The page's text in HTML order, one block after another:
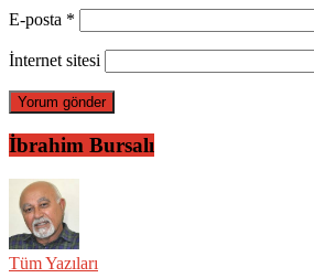
E-posta *
İnternet sitesi
İbrahim Bursalı
Tüm Yazıları